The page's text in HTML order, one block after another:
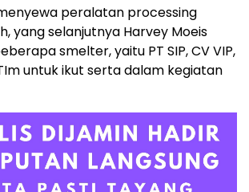
peralatan processing
yang selanjutnya Harvey Moeis
smelter, yaitu PT SIP, CV VIP,
TIm untuk ikut serta dalam kegiatan